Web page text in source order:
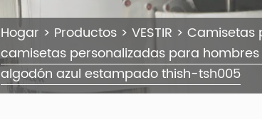
Hogar > Productos > VESTIR > Camisetas
camisetas personalizadas para
algodón azul estampado thish-tsh005